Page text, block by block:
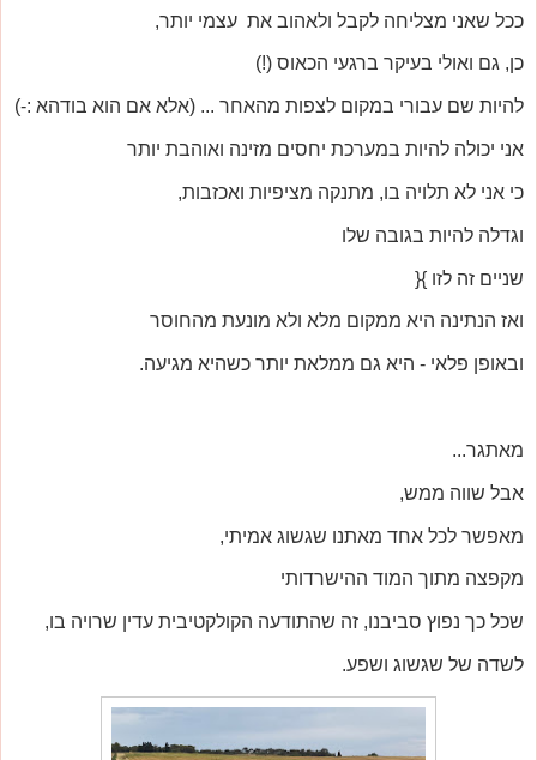
ככל שאני מצליחה לקבל ולאהוב את עצמי יותר,
כן, גם ואולי בעיקר ברגעי הכאוס (!)
להיות שם עבורי במקום לצפות מהאחר ... (אלא אם הוא בודהא :-)
אני יכולה להיות במערכת יחסים מזינה ואוהבת יותר
כי אני לא תלויה בו, מתנקה מציפיות ואכזבות,
וגדלה להיות בגובה שלו
שניים זה לזו }{
ואז הנתינה היא ממקום מלא ולא מונעת מהחוסר
ובאופן פלאי - היא גם ממלאת יותר כשהיא מגיעה.
מאתגר...
אבל שווה ממש,
מאפשר לכל אחד מאתנו שגשוג אמיתי,
מקפצה מתוך המוד ההישרדותי
שכל כך נפוץ סביבנו, זה שהתודעה הקולקטיבית עדין שרויה בו,
לשדה של שגשוג ושפע.